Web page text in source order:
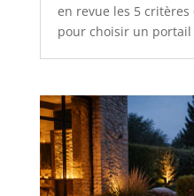
en revue les 5
pour choisir un